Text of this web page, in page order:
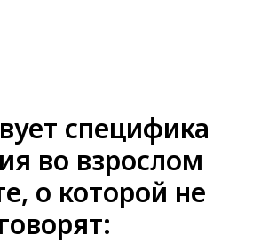
специфика
во взрослом
о которой не
говорят: